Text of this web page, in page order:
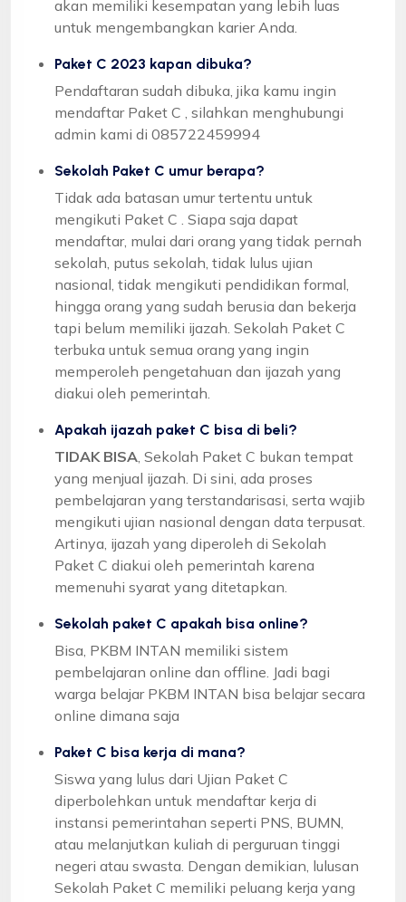
akan memiliki kesempatan yang lebih luas
untuk mengembangkan karier Anda.
Paket C 2023 kapan dibuka?
Pendaftaran sudah dibuka, jika kamu ingin
mendaftar Paket C , silahkan menghubungi
admin kami di 085722459994
Sekolah Paket C umur berapa?
Tidak ada batasan umur tertentu untuk
mengikuti Paket C . Siapa saja dapat
mendaftar, mulai dari orang yang tidak pernah
sekolah, putus sekolah, tidak lulus ujian
nasional, tidak mengikuti pendidikan formal,
hingga orang yang sudah berusia dan bekerja
tapi belum memiliki ijazah. Sekolah Paket C
terbuka untuk semua orang yang ingin
memperoleh pengetahuan dan ijazah yang
diakui oleh pemerintah.
Apakah ijazah paket C bisa di beli?
TIDAK BISA , Sekolah Paket C bukan tempat
yang menjual ijazah. Di sini, ada proses
pembelajaran yang terstandarisasi, serta wajib
mengikuti ujian nasional dengan data terpusat.
Artinya, ijazah yang diperoleh di Sekolah
Paket C diakui oleh pemerintah karena
memenuhi syarat yang ditetapkan.
Sekolah paket C apakah bisa online?
Bisa, PKBM INTAN memiliki sistem
pembelajaran online dan offline. Jadi bagi
warga belajar PKBM INTAN bisa belajar secara
online dimana saja
Paket C bisa kerja di mana?
Siswa yang lulus dari Ujian Paket C
diperbolehkan untuk mendaftar kerja di
instansi pemerintahan seperti PNS, BUMN,
atau melanjutkan kuliah di perguruan tinggi
negeri atau swasta. Dengan demikian, lulusan
Sekolah Paket C memiliki peluang kerja yang